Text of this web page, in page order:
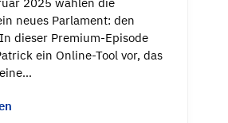
2025 wählen die
neues Parlament: den
dieser Premium-Episode
ein Online-Tool vor, das